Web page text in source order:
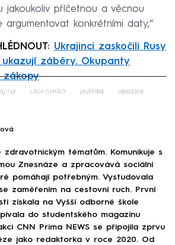
jakoukoliv příčetnou a věcnou
argumentovat konkrétními daty,“
Ukrajinci zaskočili Rusy
záběry. Okupanty
zákopy
to fetch
ekonomika politika opozice
tématům. Komunikuje s
Znesnáze a zpracovává sociální
pomáhají potřebným. Vystudovala
zaměřením na cestovní ruch. První
získala na Vyšší odborné škole
do studentského magazínu
CNN Prima NEWS se připojila zprvu
jako redaktorka v roce 2020. Od